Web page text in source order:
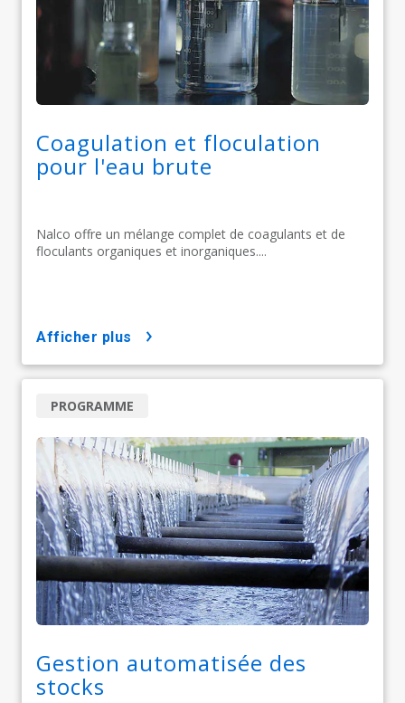
Coagulation et floculation
pour l'eau brute
Nalco offre un mélange complet de coagulants et de
floculants organiques et inorganiques....
afficher plus
Gestion automatisée des
stocks
PROGRAMME